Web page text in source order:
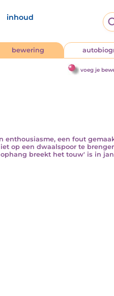
inhoud
bewering
voeg je
een fout
op een dwaalspoor te
breekt het touw' is in